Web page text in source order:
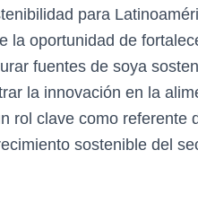
para
la oportunidad de
fuentes de soya
la innovación en la
rol clave como referente
sostenible del